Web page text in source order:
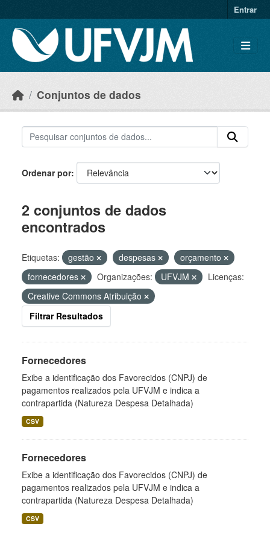
Entrar
Conjuntos de dados
Ordenar por
2 conjuntos de dados
encontrados
Etiquetas: gestão despesas
orçamento
fornecedores
Organizações: UFVJM
Licenças:
Creative Commons Atribuição
Filtrar Resultados
Fornecedores
Exibe a identificação dos Favorecidos (CNPJ) de
pagamentos realizados pela UFVJM e indica a
contrapartida (Natureza Despesa Detalhada)
CSV
Fornecedores
Exibe a identificação dos Favorecidos (CNPJ) de
pagamentos realizados pela UFVJM e indica a
contrapartida (Natureza Despesa Detalhada)
CSV